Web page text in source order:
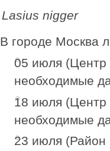
Lasius nigger
В городе Москва
05 июля (Центр
необходимые
18 июля (Центр
необходимые
23 июля (Район